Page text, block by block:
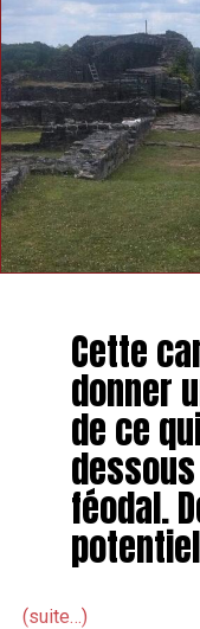
Cette
donner
de ce
féodal.
(suite…)